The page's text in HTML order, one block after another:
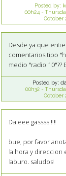
Posted by:
00h24 -
October
Desde ya que
comentarios tipo
medio "radio
Posted by:
00h32 -
October
Daleee gassss!!!!!
bue, por favor
la hora y direccion
laburo. saludos!